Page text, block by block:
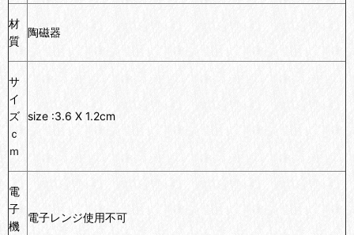
材
質
陶磁器
サ
イ
ズ
ｃ
ｍ
size :3.6 X 1.2cm
電
子
機
電子レンジ使用不可